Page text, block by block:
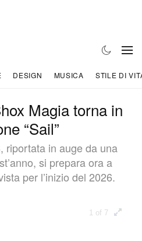
DESIGN MUSICA STILE DI
Magia torna in
“Sail”
riportata in auge da una
si prepara ora a
per l’inizio del 2026.
1 of 7